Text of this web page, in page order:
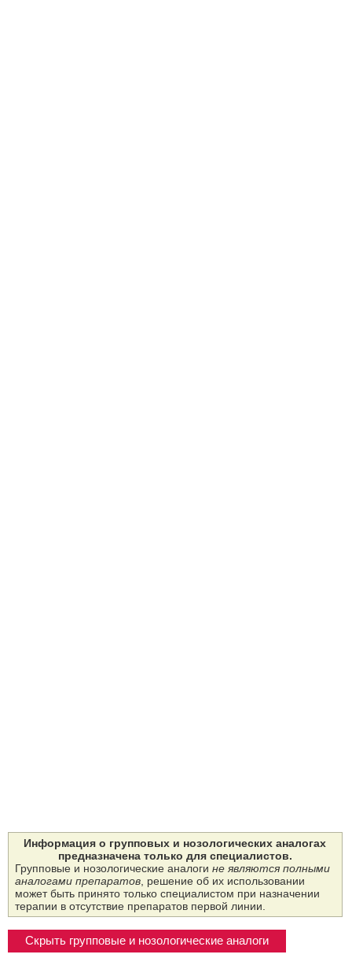
Информация о групповых и нозологических аналогах
предназначена только для специалистов.
Групповые и нозологические аналоги не являются полными
аналогами препаратов, решение об их использовании
может быть принято только специалистом при назначении
терапии в отсутствие препаратов первой линии.
Скрыть групповые и нозологические аналоги